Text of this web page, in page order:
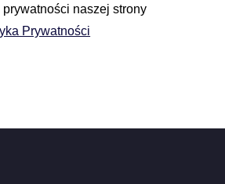
prywatności naszej strony
Prywatności